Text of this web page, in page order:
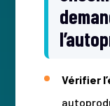
Vérifier